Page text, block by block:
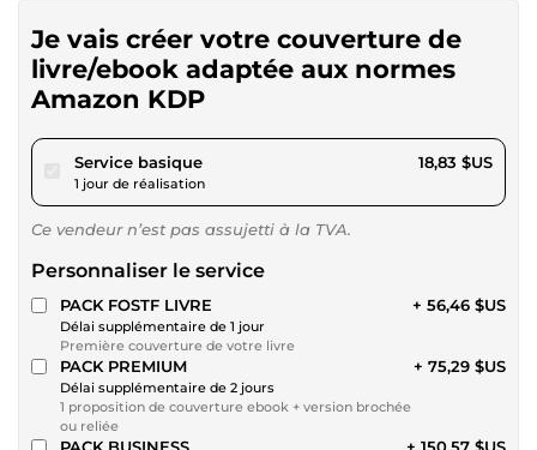
Je vais créer votre couverture de
livre/ebook adaptée aux normes
Amazon KDP
Service basiquepour 17,35 $US
1 jour de réalisation
18,83 $US
Ce vendeur n’est pas assujetti à la TVA.
Personnaliser le service
PACK FOSTF LIVRE
Délai supplémentaire de 1 jour
Première couverture de votre livre
+ 56,46 $US
PACK PREMIUM
Délai supplémentaire de 2 jours
1 proposition de couverture ebook + version brochée
ou reliée
+ 75,29 $US